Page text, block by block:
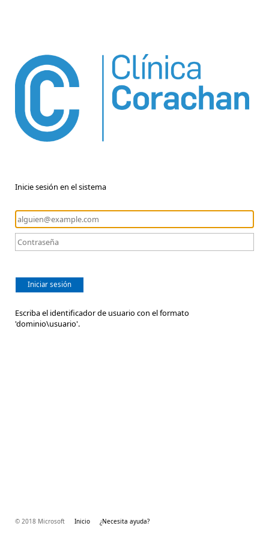
Inicie sesión en el sistema
Iniciar sesión
Escriba el identificador de usuario con el formato
'dominio\usuario'.
© 2018 Microsoft Inicio ¿Necesita ayuda?